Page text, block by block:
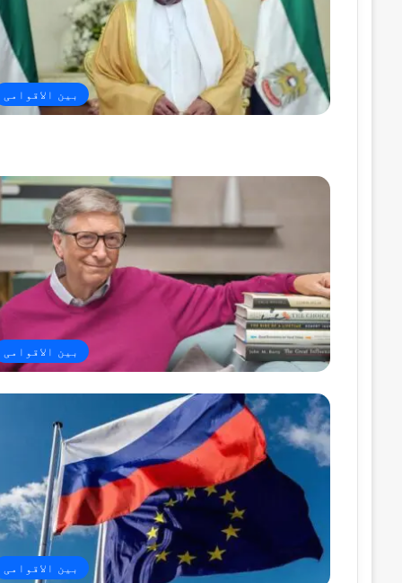
بین الاقوامی
بین الاقوامی
بین الاقوامی